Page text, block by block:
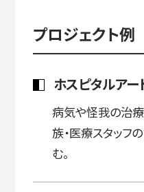
プロジェクト例
ホスピタルアー
病気や怪我の治
族・医療スタッフ
む。